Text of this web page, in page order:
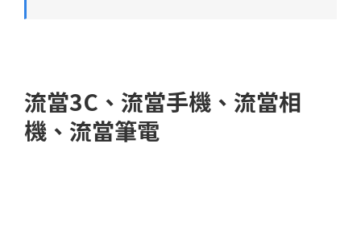
流當3C、流當手機、流當相
機、流當筆電